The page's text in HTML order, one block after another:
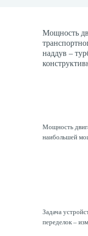
Мощность
наддув –
Мощность
наибольшей
Задача
переделок –